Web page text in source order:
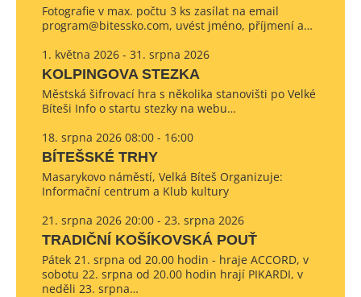
Fotografie v max. počtu 3 ks zasílat na email
program@bitessko.com, uvést jméno, příjmení a…
1. května 2026 - 31. srpna 2026
KOLPINGOVA STEZKA
Městská šifrovací hra s několika stanovišti po Velké
Bíteši Info o startu stezky na webu…
18. srpna 2026 08:00 - 16:00
BÍTEŠSKÉ TRHY
Masarykovo náměstí, Velká Bíteš Organizuje:
Informační centrum a Klub kultury
21. srpna 2026 20:00 - 23. srpna 2026
TRADIČNÍ KOŠÍKOVSKÁ POUŤ
Pátek 21. srpna od 20.00 hodin - hraje ACCORD, v
sobotu 22. srpna od 20.00 hodin hrají PIKARDI, v
neděli 23. srpna…